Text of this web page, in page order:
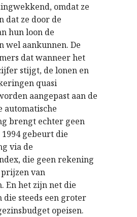
omdat ze
dat ze door de
hun loon de
wel aankunnen. De
dat wanneer het
stijgt, de lonen en
quasi
aangepast aan de
automatische
brengt echter geen
1994 gebeurt die
via de
die geen rekening
van
En het zijn net die
die steeds een groter
opeisen.